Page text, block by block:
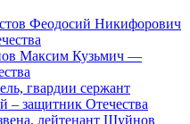
Феодосий Никифорович
Максим Кузьмич —
гвардии сержант
– защитник Отечества
лейтенант Шуйнов